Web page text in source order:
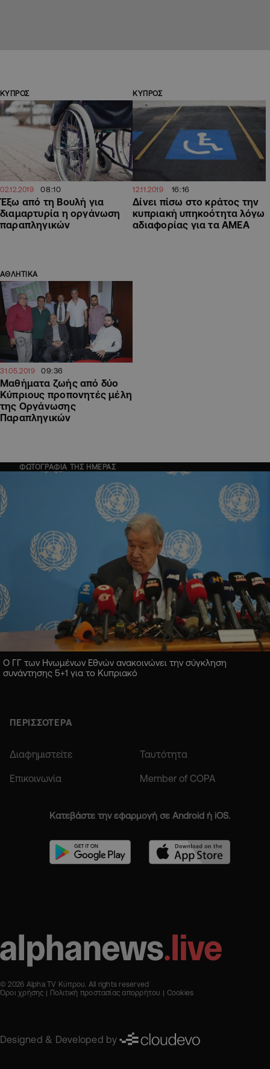
ΚΥΠΡΟΣ
02.12.2019 08:10
Έξω από τη Βουλή για
διαμαρτυρία η οργάνωση
παραπληγικών
ΚΥΠΡΟΣ
12.11.2019 16:16
Δίνει πίσω στο κράτος την
κυπριακή υπηκοότητα λόγω
αδιαφορίας για τα ΑΜΕΑ
ΑΘΛΗΤΙΚΑ
31.05.2019 09:36
Μαθήματα ζωής από δύο
Κύπριους προπονητές μέλη
της Οργάνωσης
Παραπληγικών
ΦΩΤΟΓΡΑΦΙΑ ΤΗΣ ΗΜΕΡΑΣ
Ο ΓΓ των Ηνωμένων Εθνών ανακοινώνει την σύγκληση
συνάντησης 5+1 για το Κυπριακό
ΠΕΡΙΣΣΟΤΕΡΑ
Διαφημιστείτε Ταυτότητα
Επικοινωνία Member of COPA
Κατεβάστε την εφαρμογή σε Android ή iOS.
© 2026 Alpha TV Κύπρου. All rights reserved
Όροι χρήσης
Πολιτική προστασίας απορρήτου Cookies
Designed & Developed by